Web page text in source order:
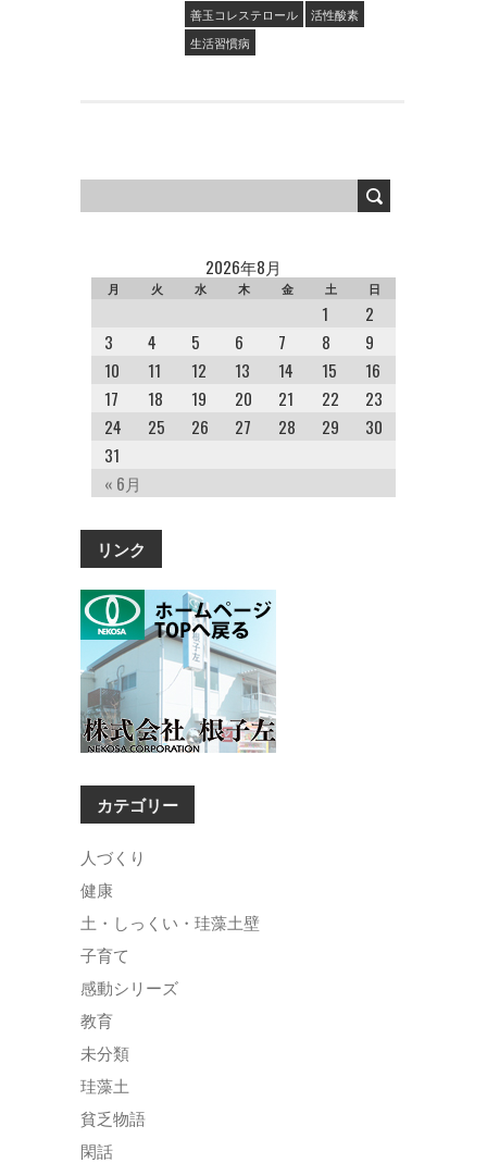
善玉コレステロール
活性酸素
生活習慣病
2026年8月
月 火 水 木 金 土 日
« 6月
1
2
3
4 5 6 7 8
9
10
11 12 13 14 15
16
17
18 19 20 21 22
23
24
25 26 27 28 29
30
31
リンク
カテゴリー
人づくり
健康
土・しっくい・珪藻土壁
子育て
感動シリーズ
教育
未分類
珪藻土
貧乏物語
閑話